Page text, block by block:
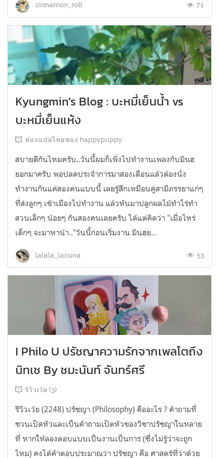
cinnamon_roll 71
Kyungmin's Blog : บะหมี่เย็นน้ำ vs
บะหมี่เย็นแห้ง
ห้องแปลไทยของ happypuppy
สบายดีกันไหมครับ..วันนี้ผมก็เพิ่งไปทำงานเพลงกับมินฮ
ยอกมาครับ พอปลดประจำการมาสองเดือนแล้วต้องนั่ง
ทำงานกันแค่สองคนแบบนี้ เลยรู้สึกเหมือนคู่สามีภรรยาแก่ๆ
ที่ส่งลูกๆ เข้าเมืองไปทำงาน แล้วหันมาปลูกผลไม้ทำไร่ทำ
สวนเล็กๆ น้อยๆ กันสองคนเลยครับ ได้แต่คิดว่า "เมื่อไหร่
เด็กๆ จะมาหาน้า.."วันนี้ก่อนเริ่มงาน มินฮย...
lalala_lacuna 53
I Philo U ปรัชญาความรักจากเพลโตถึง
นิทเช By ชมะนันท์ จันทร์ศรี
รีวิวเว้ย (3)
รีวิวเว้ย (2248) ปรัชญา (Philosophy) คืออะไร ? คำถามที่
ชวนเปิดหัวและเป็นคำถามเปิดหัวของวิชาปรัชญาในหลาย
ที่ หากให้ลองตอบแบบเป็นงานเป็นการ (ซึ่งไม่รู้ว่าจะถูก
ไหม) คงได้คำตอบประมาณว่า ปรัชญา คือ ศาสตร์ที่ว่าด้วย